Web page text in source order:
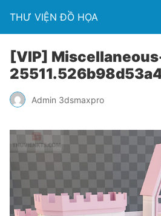
THƯ VIỆN ĐỒ HỌA
[VIP]
Admin 3dsmaxpro